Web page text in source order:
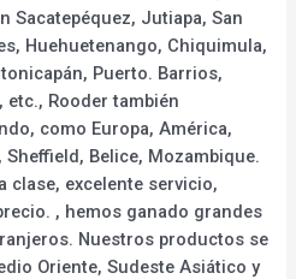
Sacatepéquez, Jutiapa, San
Huehuetenango, Chiquimula,
Puerto. Barrios,
Rooder también
como Europa, América,
Belice, Mozambique.
clase, excelente servicio,
, hemos ganado grandes
Nuestros productos se
Oriente, Sudeste Asiático y